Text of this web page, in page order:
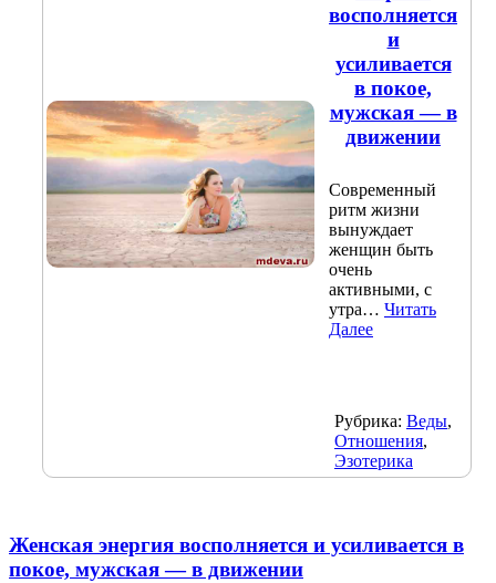
восполняется
и
усиливается
в покое,
мужская — в
движении
Современный
ритм жизни
вынуждает
женщин быть
очень
активными, с
утра… Читать
Далее
Рубрика: Веды,
Отношения,
Эзотерика
Женская энергия восполняется и усиливается в
покое, мужская — в движении